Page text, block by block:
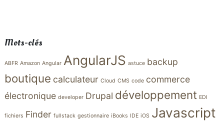
Mots-clés
ABFR Amazon Angular AngularJS astuce backup
boutique calculateur Cloud CMS code commerce
électronique developer Drupal développement EDI
fichiers Finder fullstack gestionnaire iBooks IDE iOS Javascript